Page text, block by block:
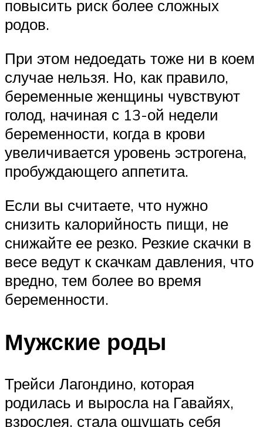
повысить риск более сложных
родов.
При этом недоедать тоже ни в коем
случае нельзя. Но, как правило,
беременные женщины чувствуют
голод, начиная с 13-ой недели
беременности, когда в крови
увеличивается уровень эстрогена,
пробуждающего аппетита.
Если вы считаете, что нужно
снизить калорийность пищи, не
снижайте ее резко. Резкие скачки в
весе ведут к скачкам давления, что
вредно, тем более во время
беременности.
Мужские роды
Трейси Лагондино, которая
родилась и выросла на Гавайях,
взрослея, стала ощущать себя